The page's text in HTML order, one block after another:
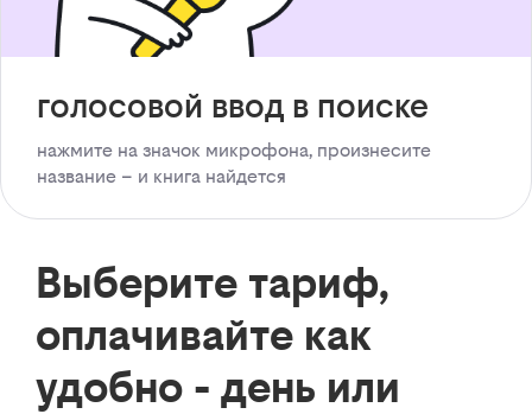
голосовой ввод в поиске
нажмите на значок микрофона, произнесите
название – и книга найдется
Выберите тариф,
оплачивайте как
удобно - день или